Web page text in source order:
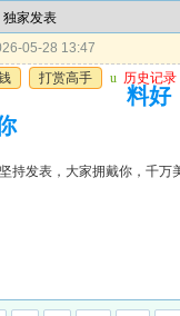
独家发表
05-28 13:47
打赏高手 u 历史记录
料好
持发表，大家拥戴你，千万